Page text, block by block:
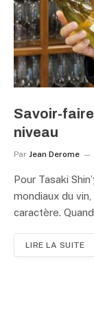
Savoir-
niveau
Par Jean Derome
Pour Tasaki
mondiaux du
caractère.
LIRE LA SUITE